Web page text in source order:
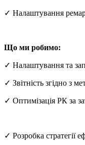
✓ Налаштування
Що ми робимо:
✓ Налаштування та
✓ Звітність згідно з
✓ Оптимізація РК за
✓ Розробка стратегії